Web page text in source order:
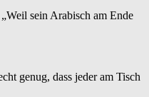
sein Arabisch am Ende
genug, dass jeder am Tisch